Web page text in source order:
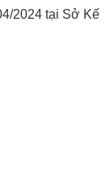
2024 tại Sở Kế